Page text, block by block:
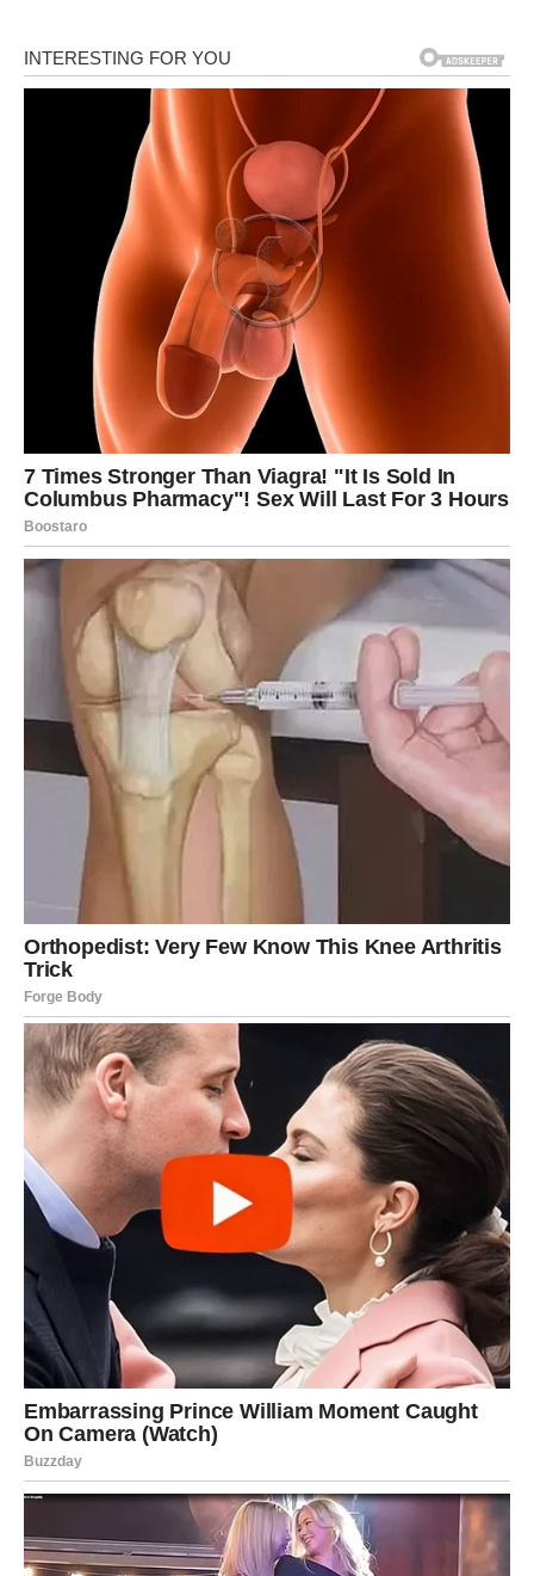
osjetili njihovu prisutnost nakon smrti. U ovim
razgovorima, postavljala su se pitanja kao što su: “Da li su
sjećanja na naše voljene uistinu živa ili su to samo plod
naše mašte?” i “Kako se nositi s tugom?” Takva
razmišljanja često otkrivaju složenost ljudske psihe i
način na koji se nosimo s gubitkom. Priče poput ove
pružaju nadu onima koji tuguju za izgubljenim voljenima,
potičući ih da vjeruju da postoji nešto više od onoga što
možemo vidjeti.
Izvan Granica Logike
Naša percepcija smrti često je ograničena logikom i
znanstvenim objašnjenjima. Ipak, postoje neobjašnjive
situacije koje podstiču na razmišljanje. Mnogi ljudi se
suočavaju s pitanjima o postojanju nečega izvan fizičkog
svijeta, a priče poput ove pružaju uvide u to kako
možemo shvatiti i interpretirati svoja iskustva.U ovom
kontekstu, Loki i njegova prabaka postaju simboli nečeg
divnog; njihova povezanost nas podsjeća da ljubav ne
umire, već se transformira u uspomene koje živimo svaki
Mnogi psiholozi i duhovni vođe govore o tome da se
ljubav nikada ne gubi, već se prenosi u obliku uspomena i
emocija. Ova veza može ostati snažna kroz različite
rituale, kao što su paljenje svijeća za preminule ili
pričanje priča o njima.
Takvi rituali pomažu ljudima da se
nose s tugom i zadrže sjećanje na voljene.
Poruka Ove Priče
Priča o Lokiju i njegovoj prabaki Isabel nudi prekrasnu
poruku o ljubavi, sjećanjima i životu nakon smrti. Bez
obzira na to što vjerujemo, ova priča nas uči da ljubav ne
poznaje granice i da ona može prevazići i najteže
trenutke.Naša sjećanja na voljene nikada ne nestaju; ona
žive u našim srcima i oblikuju nas kao osobe. Ova
emotivna povezanost često se može osjetiti u trenucima
tišine, kada se prisjetimo onih koje smo izgubili.
trenucima, kada se sjećamo voljenih, često se osjećamo
ispunjenima nekom vrstom unutrašnjeg mira. Takvi
trenuci, iako mogu biti teški, također su ispunjeni
ljubavlju i snagom zajedničkog života.Poruka ove priče je
jasna – ljubav predstavlja most između života i smrti, a
sjećanja na voljene su najdragocjeniji dar koji nosimo sa
sobom.
Zaključak: Ljubav i Sjećanja
Ljudi često traže odgovore na pitanja koja se tiču
postojanja života nakon smrti. Priča o malom Lokiju i